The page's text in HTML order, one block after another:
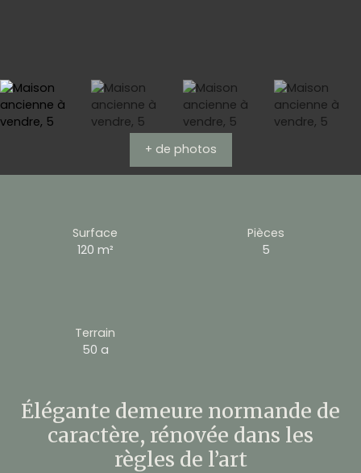
+ de photos
Surface
120 m²
Pièces
5
Terrain
50 a
Élégante demeure normande de
caractère, rénovée dans les
règles de l’art